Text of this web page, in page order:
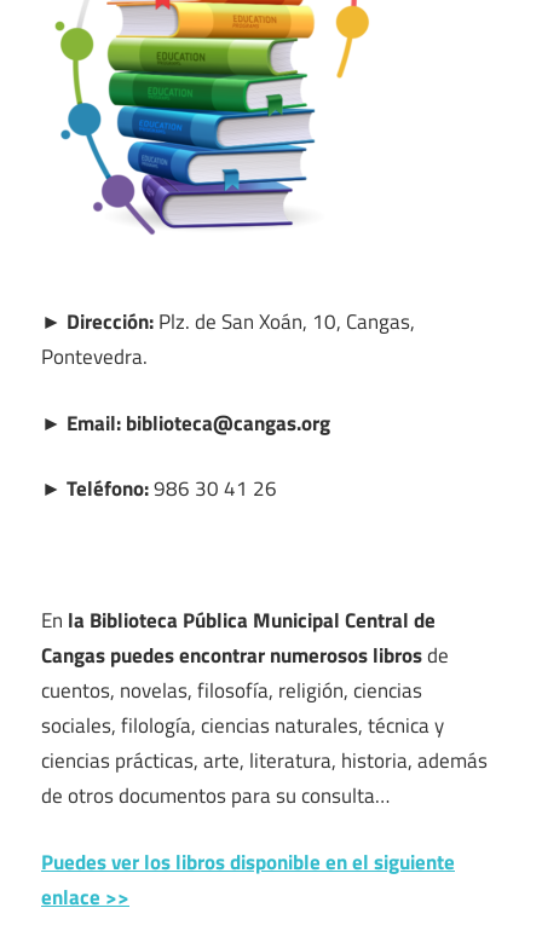
► Dirección:Plz. de San Xoán, 10, Cangas,
Pontevedra.
► Email: biblioteca@cangas.org
► Teléfono:986 30 41 26
En la Biblioteca Pública Municipal Central de
Cangas puedes encontrar numerosos librosde
cuentos, novelas, filosofía, religión, ciencias
sociales, filología, ciencias naturales, técnica y
ciencias prácticas, arte, literatura, historia, además
de otros documentos para su consulta…
Puedes ver los libros disponible en el siguiente
enlace >>